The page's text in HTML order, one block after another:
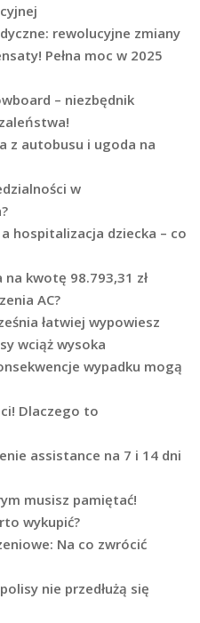
rewolucyjne zmiany
Pełna moc w 2025
– niezbędnik
z autobusu i ugoda na
w
hospitalizacja dziecka – co
kwotę 98.793,31 zł
AC?
łatwiej wypowiesz
wciąż wysoka
wypadku mogą
Dlaczego to
assistance na 7 i 14 dni
musisz pamiętać!
wykupić?
Na co zwrócić
nie przedłużą się